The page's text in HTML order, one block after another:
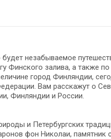
незабываемое
Финского залива, а также
город Финляндии,
Вам расскажут о
Финляндии и России.
и Петербургских
фон Николаи, памятник